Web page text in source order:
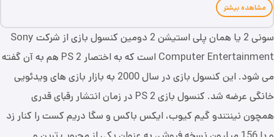
مشاهده بیشتر
سونی 2 یا همان پلی استیشن 2 دومین کنسول بازی از شرکت Sony
Computer Entertainment است که به اختصار PS 2 هم به آن گفته
می شود. این کنسول بازی در سال 2000 به بازار بازی های ویدئویی
خانگی عرضه شد. کنسول بازی PS 2 در زمان انتشار رقبای قدری
همچون نینتندو گیم کیوب، ایکس باکس و سگا دریم کست را کنار زد